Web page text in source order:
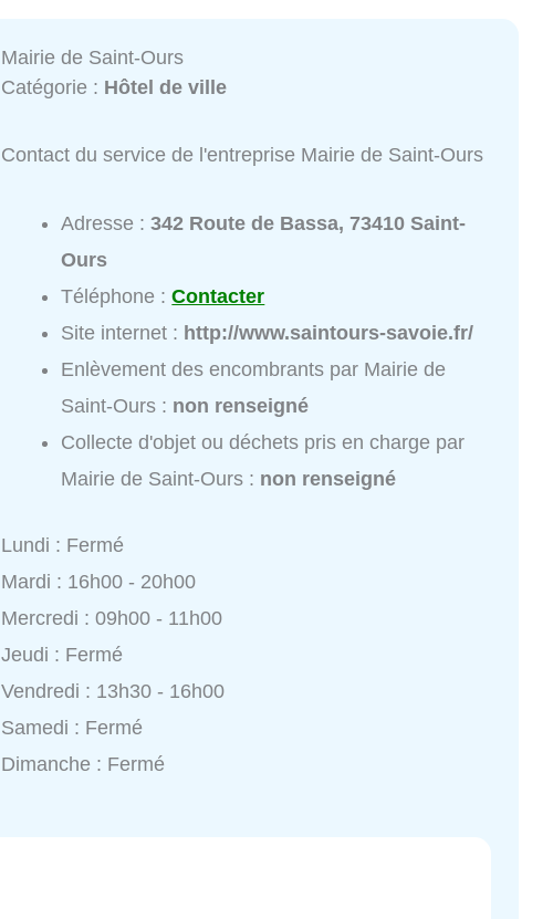
Mairie de Saint-Ours
Catégorie : Hôtel de ville
Contact du service de l'entreprise Mairie de Saint-Ours
Adresse :342 Route de Bassa, 73410 Saint-
Ours
Téléphone :Contacter
Site internet : http://www.saintours-savoie.fr/
Enlèvement des encombrants par Mairie de
Saint-Ours : non renseigné
Collecte d'objet ou déchets pris en charge par
Mairie de Saint-Ours : non renseigné
Lundi : Fermé
Mardi : 16h00 - 20h00
Mercredi : 09h00 - 11h00
Jeudi : Fermé
Vendredi : 13h30 - 16h00
Samedi : Fermé
Dimanche : Fermé